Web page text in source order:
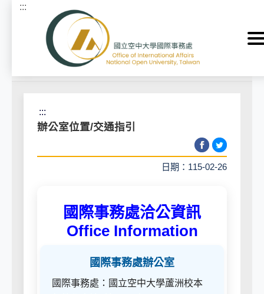
跳到主要內容區塊
:::
關於本處 About
:::
辦公室位置/交通指引
日期：115-02-26
國際事務處洽公資訊
Office Information
國際事務處辦公室
國際事務處：國立空中大學蘆洲校本